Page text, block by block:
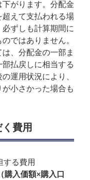
がります。分配金
えて支払われる場
ずしも計算期間に
ではありません。
、分配金の一部ま
払戻しに相当する
運用状況により、
小さかった場合も
費用
る費用
入価額×購入口